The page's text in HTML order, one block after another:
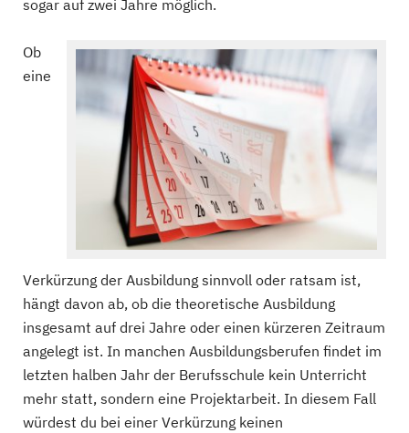
sogar auf zwei Jahre möglich.
Ob
eine
Verkürzung der Ausbildung sinnvoll oder ratsam ist,
hängt davon ab, ob die theoretische Ausbildung
insgesamt auf drei Jahre oder einen kürzeren Zeitraum
angelegt ist. In manchen Ausbildungsberufen findet im
letzten halben Jahr der Berufsschule kein Unterricht
mehr statt, sondern eine Projektarbeit. In diesem Fall
würdest du bei einer Verkürzung keinen